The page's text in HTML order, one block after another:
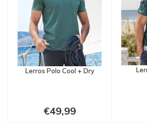
Lerros Polo Cool + Dry
€49,99